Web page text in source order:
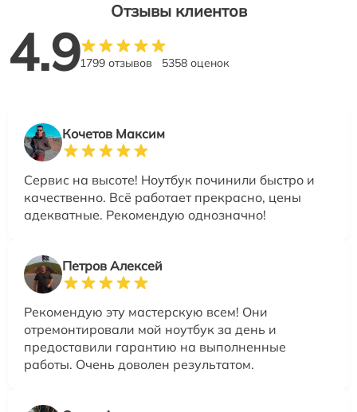
Отзывы клиентов
4.91799 отзывов 5358 оценок
Кочетов Максим
Сервис на высоте! Ноутбук починили быстро и
качественно. Всё работает прекрасно, цены
адекватные. Рекомендую однозначно!
Петров Алексей
Рекомендую эту мастерскую всем! Они
отремонтировали мой ноутбук за день и
предоставили гарантию на выполненные
работы. Очень доволен результатом.